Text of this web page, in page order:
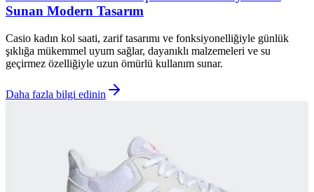
Sunan Modern Tasarım
Casio kadın kol saati, zarif tasarımı ve fonksiyonelliğiyle günlük
şıklığa mükemmel uyum sağlar, dayanıklı malzemeleri ve su
geçirmez özelliğiyle uzun ömürlü kullanım sunar.
Daha fazla bilgi edinin